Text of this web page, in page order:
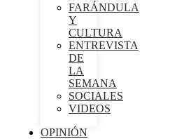
FARÁNDULA
Y
CULTURA
ENTREVISTA
DE
LA
SEMANA
SOCIALES
VIDEOS
OPINIÓN